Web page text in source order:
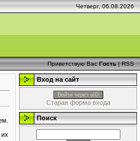
Четверг, 06.08.2026
Приветствую Вас Гость|RSS
Вход на сайт
Войти через uID
Старая форма входа
Поиск